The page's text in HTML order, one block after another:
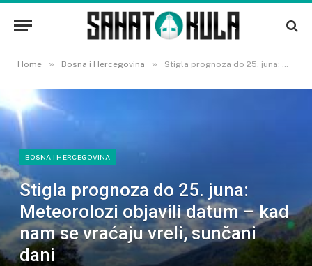
Home » Bosna i Hercegovina » Stigla prognoza do 25. juna: Meteorolozi objavili datum – kad nam se vraćaju vreli, sunčani dani
BOSNA I HERCEGOVINA
Stigla prognoza do 25. juna:
Meteorolozi objavili datum – kad
nam se vraćaju vreli, sunčani
dani